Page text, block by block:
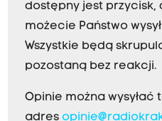
dostępny jest przycisk,
możecie Państwo
Wszystkie będą
pozostaną bez reakcji.
Opinie można wysyłać
adres